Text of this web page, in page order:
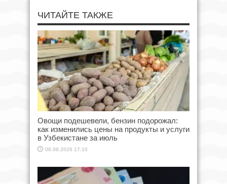
ЧИТАЙТЕ ТАКЖЕ
Овощи подешевели, бензин подорожал:
как изменились цены на продукты и услуги
в Узбекистане за июль
06.08.2026 17:10